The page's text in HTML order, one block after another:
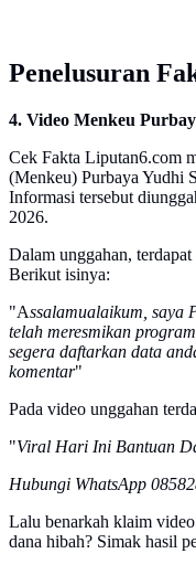
Penelusuran
4. Video Menkeu
Cek Fakta Liputan6.com
(Menkeu) Purbaya Yudhi
Informasi tersebut
2026.
Dalam unggahan,
Berikut isinya:
"Assalamualaikum, saya
telah meresmikan
segera daftarkan data
komentar"
Pada video unggahan
"Viral Hari Ini Bantuan
Hubungi WhatsApp
Lalu benarkah klaim
dana hibah? Simak hasil